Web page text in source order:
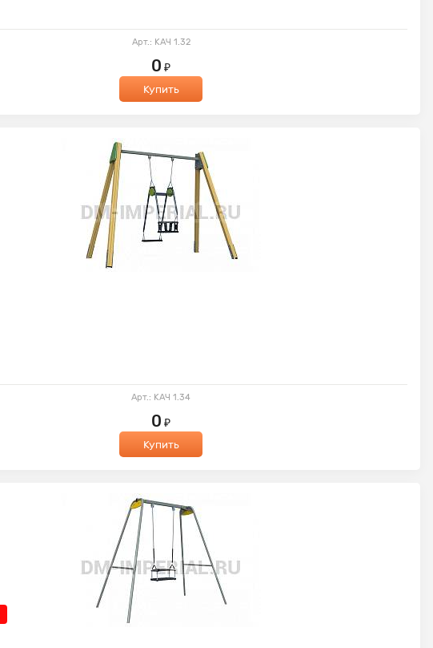
Арт.: КАЧ 1.32
0 ₽
Купить
Арт.: КАЧ 1.34
0 ₽
Купить